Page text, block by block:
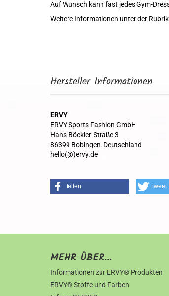
Auf Wunsch kann fast jedes Gym-
Weitere Informationen unter der
Hersteller Informationen
ERVY
ERVY Sports Fashion GmbH
Hans-Böckler-Straße 3
86399 Bobingen, Deutschland
hello(@)ervy.de
teilen tweet
MEHR ÜBER...
Informationen zur ERVY® Produkten
ERVY® Stoffe und Farben